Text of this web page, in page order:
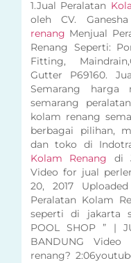
1.Jual Peralatan
oleh CV.
renang Menjual
Renang Seperti:
Fitting,
Gutter P69160.
Semarang harga
semarang
kolam renang
berbagai pilihan,
dan toko di
Kolam Renang di
Video for jual
20, 2017
Peralatan Kolam
seperti di jakarta
POOL SHOP ” |
BANDUNG
renang?